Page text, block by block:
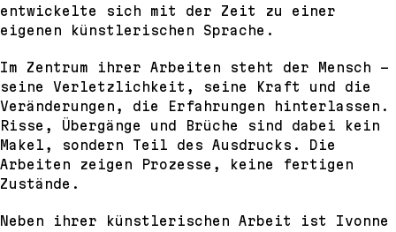
entwickelte sich mit der Zeit zu einer
eigenen künstlerischen Sprache.
Im Zentrum ihrer Arbeiten steht der Mensch –
seine Verletzlichkeit, seine Kraft und die
Veränderungen, die Erfahrungen hinterlassen.
Risse, Übergänge und Brüche sind dabei kein
Makel, sondern Teil des Ausdrucks. Die
Arbeiten zeigen Prozesse, keine fertigen
Zustände.
Neben ihrer künstlerischen Arbeit ist Ivonne